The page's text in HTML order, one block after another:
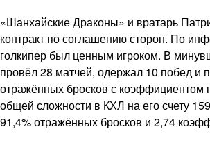
«Шанхайские Драконы» и вратарь
контракт по соглашению сторон. По
голкипер был ценным игроком. В
провёл 28 матчей, одержал 10 побед и
отражённых бросков с коэффициентом
общей сложности в КХЛ на его счету
91,4% отражённых бросков и 2,74